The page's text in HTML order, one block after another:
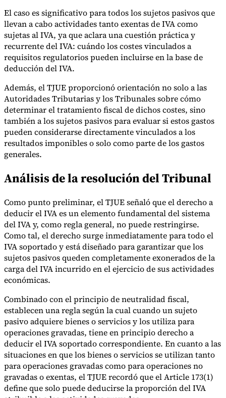
El caso es significativo para todos los sujetos pasivos que
llevan a cabo actividades tanto exentas de IVA como
sujetas al IVA, ya que aclara una cuestión práctica y
recurrente del IVA: cuándo los costes vinculados a
requisitos regulatorios pueden incluirse en la base de
deducción del IVA.
Además, el TJUE proporcionó orientación no solo a las
Autoridades Tributarias y los Tribunales sobre cómo
determinar el tratamiento fiscal de dichos costes, sino
también a los sujetos pasivos para evaluar si estos gastos
pueden considerarse directamente vinculados a los
resultados imponibles o solo como parte de los gastos
generales.
Análisis de la resolución del Tribunal
Como punto preliminar, el TJUE señaló que el derecho a
deducir el IVA es un elemento fundamental del sistema
del IVA y, como regla general, no puede restringirse.
Como tal, el derecho surge inmediatamente para todo el
IVA soportado y está diseñado para garantizar que los
sujetos pasivos queden completamente exonerados de la
carga del IVA incurrido en el ejercicio de sus actividades
económicas.
Combinado con el principio de neutralidad fiscal,
establecen una regla según la cual cuando un sujeto
pasivo adquiere bienes o servicios y los utiliza para
operaciones gravadas, tiene en principio derecho a
deducir el IVA soportado correspondiente. En cuanto a las
situaciones en que los bienes o servicios se utilizan tanto
para operaciones gravadas como para operaciones no
gravadas o exentas, el TJUE recordó que el Article 173(1)
define que solo puede deducirse la proporción del IVA